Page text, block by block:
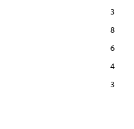
3
8
6
4
3